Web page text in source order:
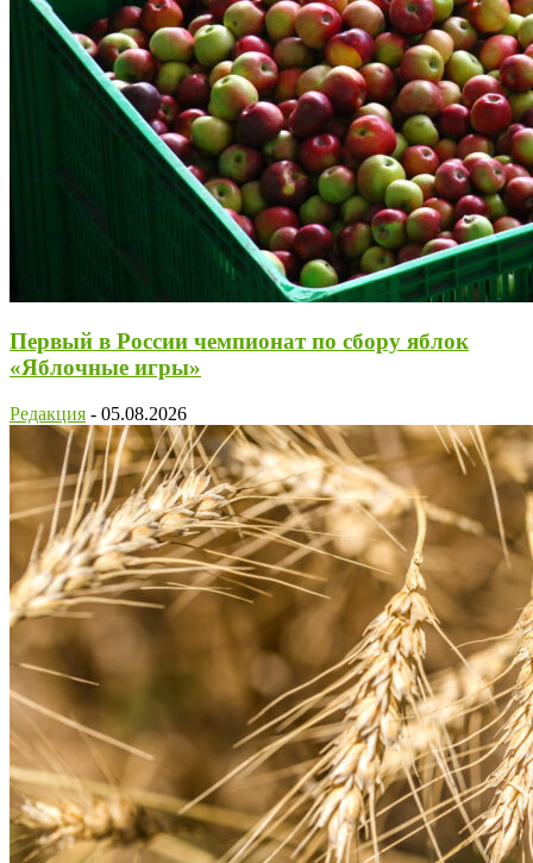
Первый в России чемпионат по сбору яблок
«Яблочные игры»
Редакция - 05.08.2026